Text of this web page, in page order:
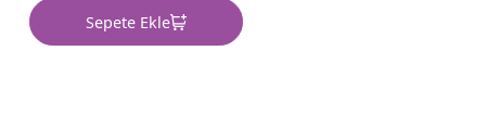
Sepete Ekle